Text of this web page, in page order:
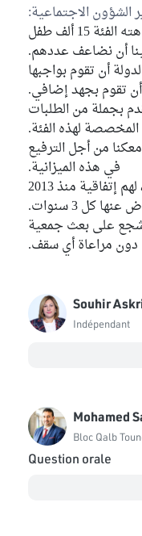
الشؤون الاجتماعية:
نحن نغطي عدد صغير من هته الفئة 15 ألف طفل
أن نضاعف عددهم.
أن تقوم بواجبها
تقوم بجهد إضافي.
بجملة من الطلبات
المخصصة لهذه الفئة.
من أجل الترفيع
في هذه الميزانية.
في ما يتعلق بوضعية الأعوان، لهم إتفاقية منذ 2013
كل 3 سنوات.
على بعث جمعية
دون مراعاة أي سقف.
Souhir
Indépendant
Mohamed
Bloc Qalb
Question orale